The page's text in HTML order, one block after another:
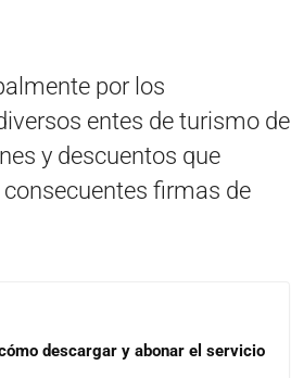
por los
entes de turismo de
y descuentos que
firmas de
descargar y abonar el servicio